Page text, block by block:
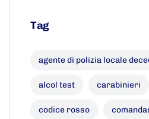
Tag
agente di polizia locale
alcol test carabinieri
codice rosso